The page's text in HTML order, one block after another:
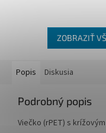
ZOBRAZIŤ
Popis Diskusia
Podrobný popis
Viečko (rPET) s